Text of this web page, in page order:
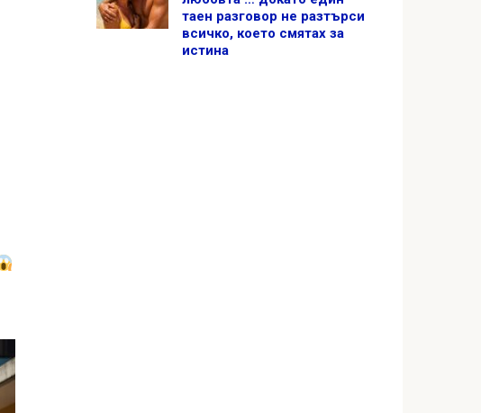
таен разговор не разтърси
всичко, което смятах за
истина